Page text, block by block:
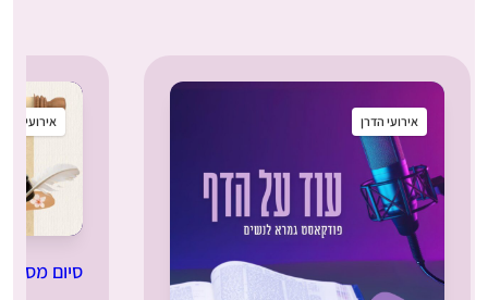
אירועי הדרן אירועי הדרן
סיום